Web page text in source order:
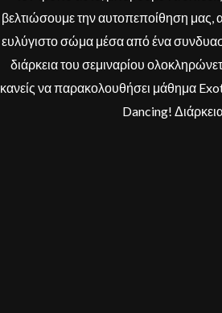
βελτιώσουμε την αυτοπεποίθηση μας,
ευλύγιστο σώμα μέσα από ένα
διάρκεια του σεμιναρίου
κανείς να παρακολουθήσει μάθημα
Dancing!